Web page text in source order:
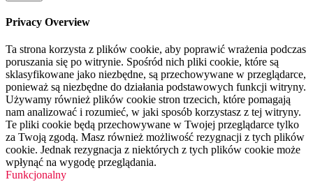
Privacy Overview
Ta strona korzysta z plików cookie, aby poprawić wrażenia podczas
poruszania się po witrynie. Spośród nich pliki cookie, które są
sklasyfikowane jako niezbędne, są przechowywane w przeglądarce,
ponieważ są niezbędne do działania podstawowych funkcji witryny.
Używamy również plików cookie stron trzecich, które pomagają
nam analizować i rozumieć, w jaki sposób korzystasz z tej witryny.
Te pliki cookie będą przechowywane w Twojej przeglądarce tylko
za Twoją zgodą. Masz również możliwość rezygnacji z tych plików
cookie. Jednak rezygnacja z niektórych z tych plików cookie może
wpłynąć na wygodę przeglądania.
Funkcjonalny